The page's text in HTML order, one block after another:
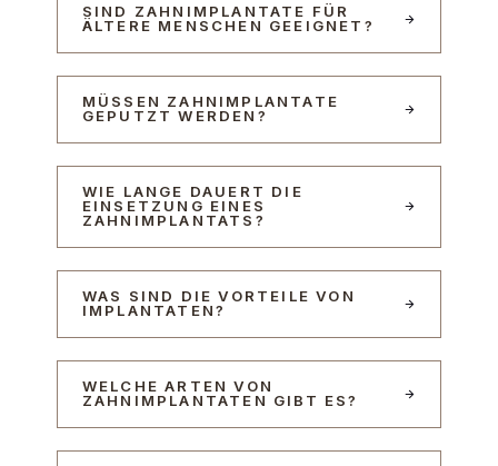
SIND ZAHNIMPLANTATE FÜR
ÄLTERE MENSCHEN GEEIGNET?
MÜSSEN ZAHNIMPLANTATE
GEPUTZT WERDEN?
WIE LANGE DAUERT DIE
EINSETZUNG EINES
ZAHNIMPLANTATS?
WAS SIND DIE VORTEILE VON
IMPLANTATEN?
WELCHE ARTEN VON
ZAHNIMPLANTATEN GIBT ES?